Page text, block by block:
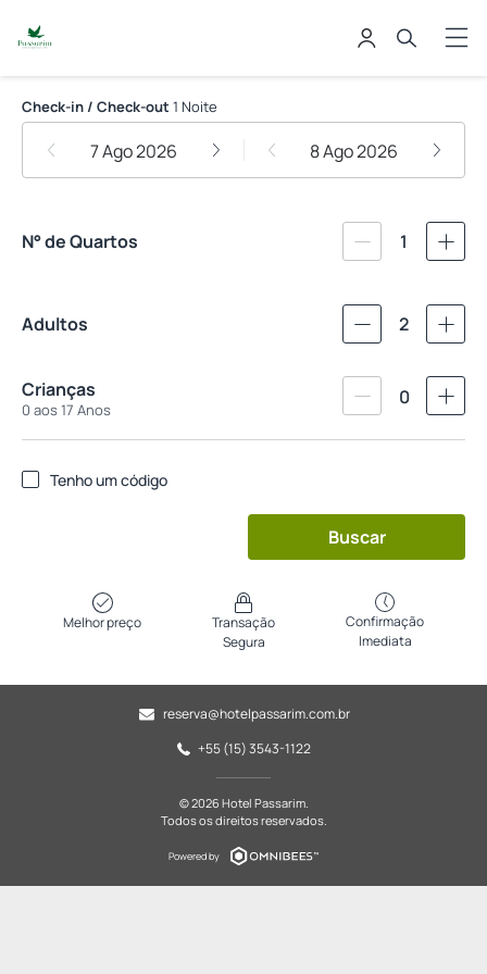
Hotel Passarim
Check-in / Check-out 1 Noite
7 Ago 2026 8 Ago 2026
N° de Quartos 1
Adultos 2
Crianças
0 aos 17 Anos
0
Tenho um código
Buscar
Melhor preço
Transação
Segura
Confirmação
Imediata
reserva@hotelpassarim.com.br
+55 (15) 3543-1122
© 2026 Hotel Passarim.
Todos os direitos reservados.
Powered by